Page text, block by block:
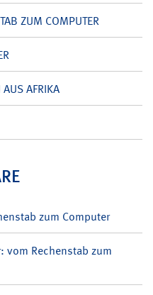
ZUM COMPUTER
AFRIKA
zum Computer
vom Rechenstab zum